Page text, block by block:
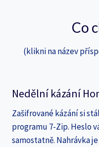
Co
(klikni na název
Nedělní kázání
Zašifrované kázání si
programu 7-Zip. Heslo
samostatně. Nahrávka